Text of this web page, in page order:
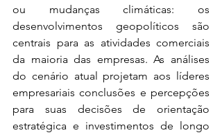
ou mudanças climáticas: os
desenvolvimentos geopolíticos são
centrais para as atividades comerciais
da maioria das empresas. As análises
do cenário atual projetam aos líderes
empresariais conclusões e percepções
para suas decisões de orientação
estratégica e investimentos de longo